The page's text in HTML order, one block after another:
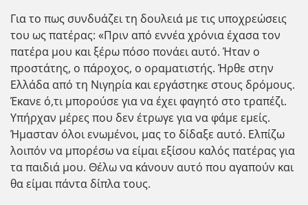
Για το πως συνδυάζει τη δουλειά με τις υποχρεώσεις
του ως πατέρας: «Πριν από εννέα χρόνια έχασα τον
πατέρα μου και ξέρω πόσο πονάει αυτό. Ήταν ο
προστάτης, ο πάροχος, ο οραματιστής. Ήρθε στην
Ελλάδα από τη Νιγηρία και εργάστηκε στους δρόμους.
Έκανε ό,τι μπορούσε για να έχει φαγητό στο τραπέζι.
Υπήρχαν μέρες που δεν έτρωγε για να φάμε εμείς.
Ήμασταν όλοι ενωμένοι, μας το δίδαξε αυτό. Ελπίζω
λοιπόν να μπορέσω να είμαι εξίσου καλός πατέρας για
τα παιδιά μου. Θέλω να κάνουν αυτό που αγαπούν και
θα είμαι πάντα δίπλα τους.